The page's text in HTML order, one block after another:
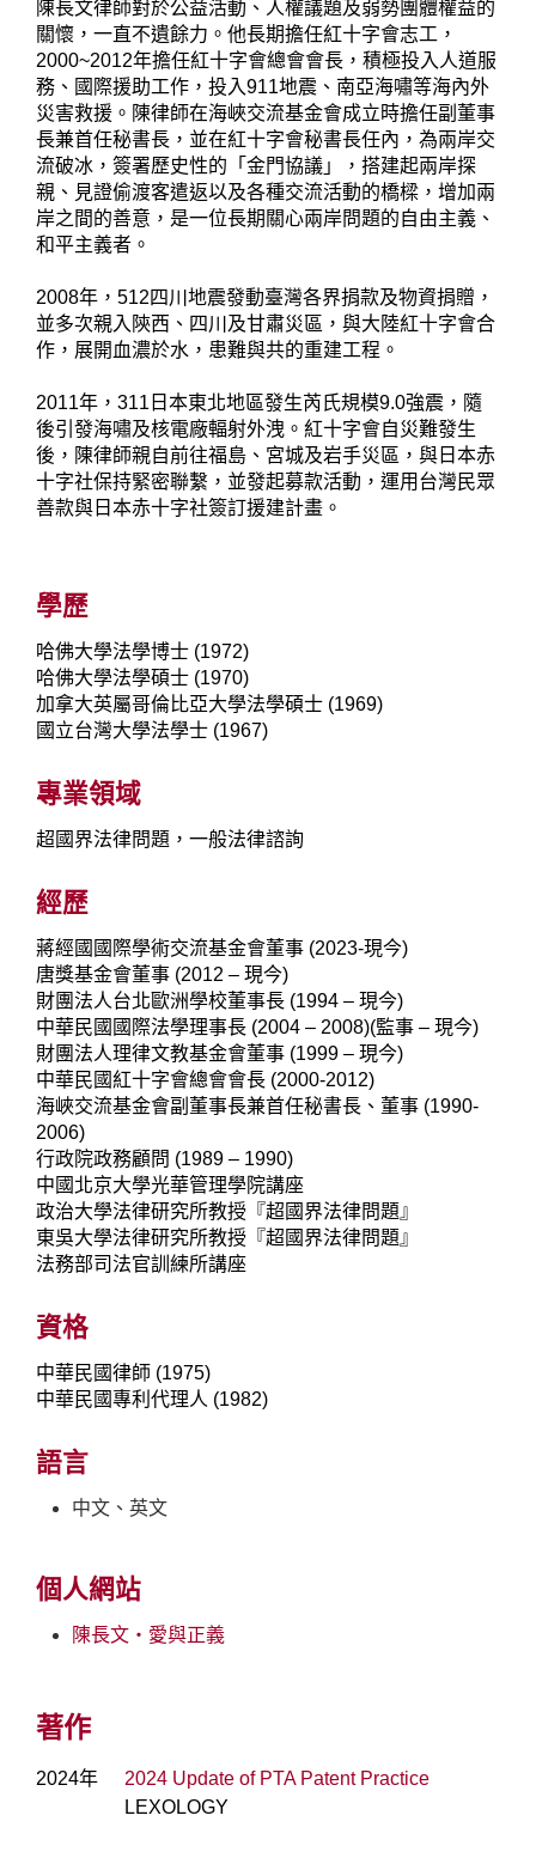
陳長文律師對於公益活動、人權議題及弱勢團體權益的
關懷，一直不遺餘力。他長期擔任紅十字會志工，
2000~2012年擔任紅十字會總會會長，積極投入人道服
務、國際援助工作，投入911地震、南亞海嘯等海內外
災害救援。陳律師在海峽交流基金會成立時擔任副董事
長兼首任秘書長，並在紅十字會秘書長任內，為兩岸交
流破冰，簽署歷史性的「金門協議」，搭建起兩岸探
親、見證偷渡客遣返以及各種交流活動的橋樑，增加兩
岸之間的善意，是一位長期關心兩岸問題的自由主義、
和平主義者。
2008年，512四川地震發動臺灣各界捐款及物資捐贈，
並多次親入陝西、四川及甘肅災區，與大陸紅十字會合
作，展開血濃於水，患難與共的重建工程。
2011年，311日本東北地區發生芮氏規模9.0強震，隨
後引發海嘯及核電廠輻射外洩。紅十字會自災難發生
後，陳律師親自前往福島、宮城及岩手災區，與日本赤
十字社保持緊密聯繫，並發起募款活動，運用台灣民眾
善款與日本赤十字社簽訂援建計畫。
學歷
哈佛大學法學博士 (1972)
哈佛大學法學碩士 (1970)
加拿大英屬哥倫比亞大學法學碩士 (1969)
國立台灣大學法學士 (1967)
專業領域
超國界法律問題，一般法律諮詢
經歷
蔣經國國際學術交流基金會董事 (2023-現今)
唐獎基金會董事 (2012 – 現今)
財團法人台北歐洲學校董事長 (1994 – 現今)
中華民國國際法學理事長 (2004 – 2008)(監事 – 現今)
財團法人理律文教基金會董事 (1999 – 現今)
中華民國紅十字會總會會長 (2000-2012)
海峽交流基金會副董事長兼首任秘書長、董事 (1990-
2006)
行政院政務顧問 (1989 – 1990)
中國北京大學光華管理學院講座
政治大學法律研究所教授『超國界法律問題』
東吳大學法律研究所教授『超國界法律問題』
法務部司法官訓練所講座
資格
中華民國律師 (1975)
中華民國專利代理人 (1982)
語言
中文、英文
個人網站
陳長文‧愛與正義
著作
2024年
2024 Update of PTA Patent Practice
LEXOLOGY